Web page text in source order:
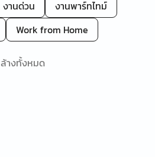
งานด่วน
งานพาร์ทไทม์
Work from Home
ล้างทั้งหมด